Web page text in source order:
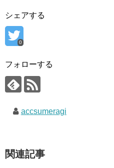
シェアする
0
フォローする
accsumeragi
関連記事